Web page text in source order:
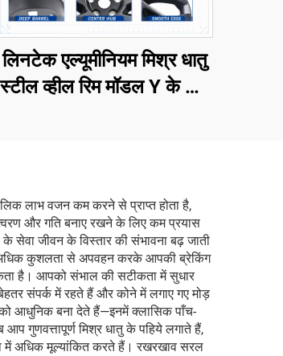
लिनटेक एल्यूमीनियम मिश्र धातु
स्टील व्हील रिम मॉडल Y के लिए
लाभ वजन कम करने से प्राप्त होता है,
और गति बनाए रखने के लिए कम प्रयास
जीवन के विस्तार की संभावना बढ़ जाती
अधिक कुशलता से अपवहन करके आपकी ब्रेकिंग
है। आपको संभाल की सटीकता में सुधार
संपर्क में रहते हैं और कोने में लगाए गए मोड़
को आधुनिक बना देते हैं—इनमें क्लासिक पाँच-
गुणवत्तापूर्ण मिश्र धातु के पहिये लगाते हैं,
में अधिक मूल्यांकित करते हैं। रखरखाव सरल